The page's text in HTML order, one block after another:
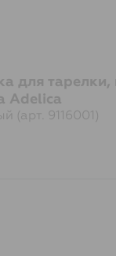
для
Adelica
(арт. 9116001)